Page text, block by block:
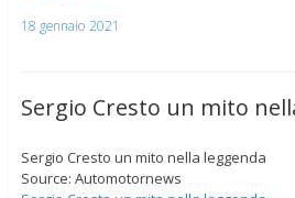
18 gennaio 2021
Sergio Cresto un mito
Sergio Cresto un mito nella leggenda
Source: Automotornews